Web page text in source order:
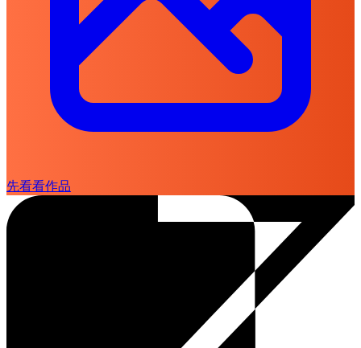
先看看作品